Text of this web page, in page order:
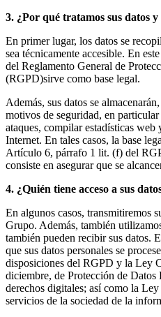
3. ¿Por qué tratamos sus datos y
En primer lugar, los datos se
sea técnicamente accesible. En
del Reglamento General de
(RGPD)sirve como base legal.
Además, sus datos se
motivos de seguridad, en
ataques, compilar estadísticas web
Internet. En tales casos, la base
Artículo 6, párrafo 1 lit. (f) del
consiste en asegurar que se
4. ¿Quién tiene acceso a sus
En algunos casos, transmitiremos
Grupo. Además, también
también pueden recibir sus datos.
que sus datos personales se
disposiciones del RGPD y la Ley
diciembre, de Protección de Datos
derechos digitales; así como la
servicios de la sociedad de la